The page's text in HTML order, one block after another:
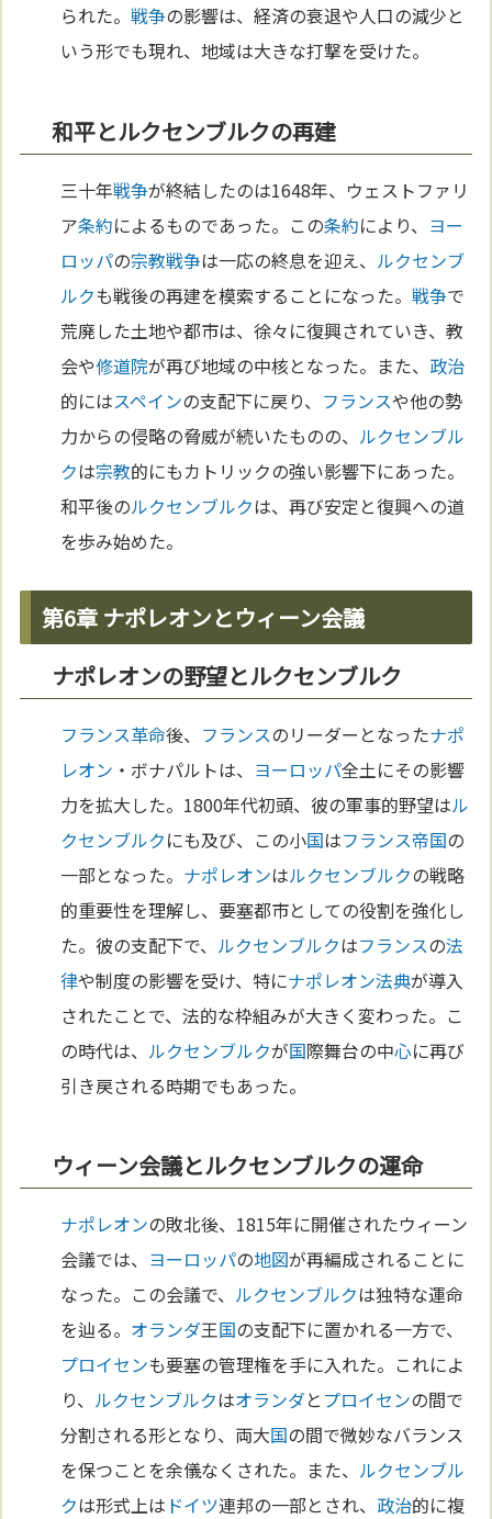
られた。戦争の影響は、経済の衰退や人口の減少と
いう形でも現れ、地域は大きな打撃を受けた。
和平とルクセンブルクの再建
三十年戦争が終結したのは1648年、ウェストファリ
ア条約によるものであった。この条約により、 ヨー
ロッパの宗教戦争は一応の終息を迎え、 ルクセンブ
ルクも戦後の再建を模索することになった。戦争で
荒廃した土地や都市は、徐々に復興されていき、教
会や修道院が再び地域の中核となった。また、 政治
的にはスペインの支配下に戻り、 フランスや他の勢
力からの侵略の脅威が続いたものの、 ルクセンブル
クは宗教的にもカトリックの強い影響下にあった。
和平後のルクセンブルクは、再び安定と復興への道
を歩み始めた。
第6章 ナポレオンとウィーン会議
ナポレオンの野望とルクセンブルク
フランス革命後、 フランスのリーダーとなったナポ
レオン ・ボナパルトは、 ヨーロッパ全土にその影響
力を拡大した。1800年代初頭、彼の軍事的野望はル
クセンブルクにも及び、この小国はフランス帝国の
一部となった。 ナポレオンはルクセンブルクの戦略
的重要性を理解し、要塞都市としての役割を強化し
た。彼の支配下で、 ルクセンブルクはフランスの法
律や制度の影響を受け、特にナポレオン法典が導入
されたことで、法的な枠組みが大きく変わった。こ
の時代は、 ルクセンブルクが国際舞台の中心に再び
引き戻される時期でもあった。
ウィーン会議とルクセンブルクの運命
ナポレオンの敗北後、1815年に開催されたウィーン
会議では、 ヨーロッパの地図が再編成されることに
なった。この会議で、 ルクセンブルクは独特な運命
を辿る。 オランダ王国の支配下に置かれる一方で、
プロイセンも要塞の管理権を手に入れた。これによ
り、 ルクセンブルクはオランダと プロイセンの間で
分割される形となり、両大国の間で微妙なバランス
を保つことを余儀なくされた。また、 ルクセンブル
クは形式上は ドイツ連邦の一部とされ、 政治的に複